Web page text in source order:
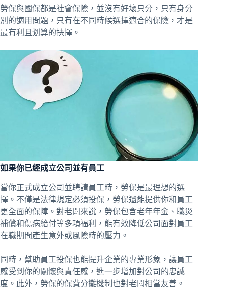
勞保與國保都是社會保險，並沒有好壞只分，只有身分
別的適用問題，只有在不同時候選擇適合的保險，才是
最有利且划算的抉擇。
如果你已經成立公司並有員工
當你正式成立公司並聘請員工時，勞保是最理想的選
擇。不僅是法律規定必須投保，勞保還能提供你和員工
更全面的保障。對老闆來說，勞保包含老年年金、職災
補償和傷病給付等多項福利，能有效降低公司面對員工
在職期間產生意外或風險時的壓力。
同時，幫助員工投保也能提升企業的專業形象，讓員工
感受到你的關懷與責任感，進一步增加對公司的忠誠
度。此外，勞保的保費分攤機制也對老闆相當友善。